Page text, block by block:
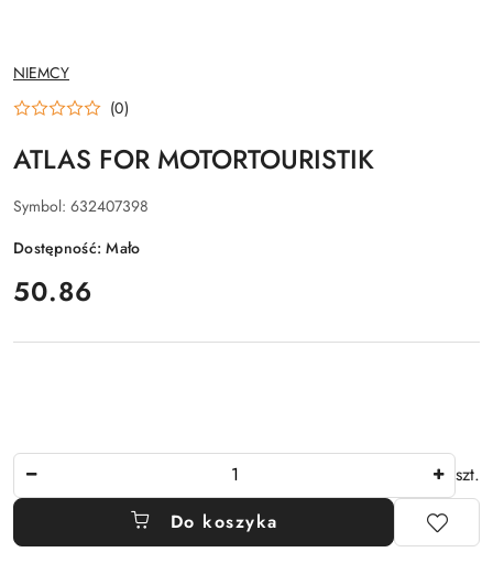
NAZWA
PRODUCENTA:
NIEMCY
(0)
ATLAS FOR MOTORTOURISTIK
Symbol: 632407398
Dostępność:Mało
cena:
50.86
szt.
Do koszyka